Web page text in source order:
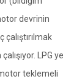
devrinin
LPG ye
teklemeli